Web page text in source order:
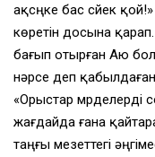
ақсүңке бас сүйек
көретін досына
бағып отырған Аю
нәрсе деп
«Орыстар мүрделерді
жағдайда ғана
таңғы мезеттегі